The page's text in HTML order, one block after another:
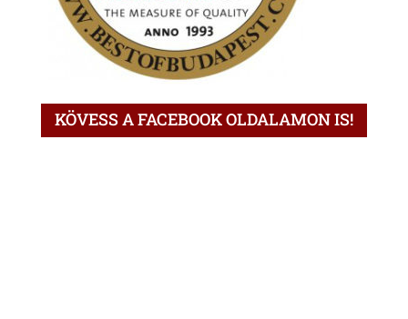
KÖVESS A FACEBOOK OLDALAMON IS!